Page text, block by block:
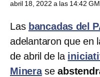
abril 18, 2022 a las 14:42
Las bancadas del
adelantaron que en
de abril de la
Minera se